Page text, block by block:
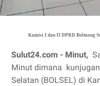
Komisi I dan II DPRD Bolmong
Sulut24.com - Minut,
Minut dimana
Selatan (BOLSEL) di